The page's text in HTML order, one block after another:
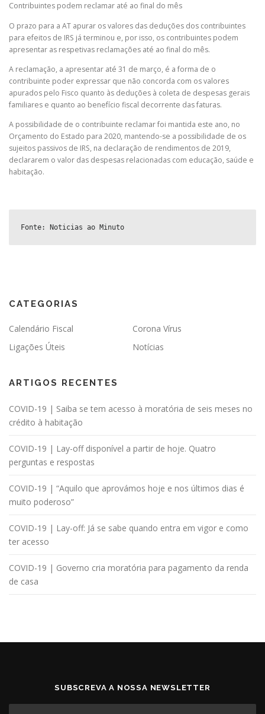
Contribuintes podem reclamar até ao final do mês
O prazo para a AT apurar os valores das deduções dos contribuintes
para efeitos de IRS já terminou e, por isso, os contribuintes podem
apresentar as respetivas reclamações até ao final do mês.
A reclamação, a apresentar até 31 de março, é a forma de o
contribuinte poder expressar que não concorda com os valores
apurados pelo Fisco quanto às deduções à coleta de despesas gerais
familiares e quanto ao benefício fiscal decorrente das faturas.
A possibilidade de o contribuinte reclamar foi mantida este ano, no
Orçamento do Estado para 2020, mantendo-se a possibilidade de os
sujeitos passivos de IRS, na declaração de rendimentos de 2019,
declararem o valor das despesas relacionadas com educação, saúde e
habitação.
Fonte: Noticias ao Minuto
CATEGORIAS
Calendário Fiscal
Corona Vírus
Ligações Úteis
Notícias
ARTIGOS RECENTES
COVID-19 | Saiba se tem acesso à moratória de seis meses no
crédito à habitação
COVID-19 | Lay-off disponível a partir de hoje. Quatro
perguntas e respostas
COVID-19 | “Aquilo que aprovámos hoje e nos últimos dias é
muito poderoso”
COVID-19 | Lay-off: Já se sabe quando entra em vigor e como
ter acesso
COVID-19 | Governo cria moratória para pagamento da renda
de casa
SUBSCREVA A NOSSA NEWSLETTER